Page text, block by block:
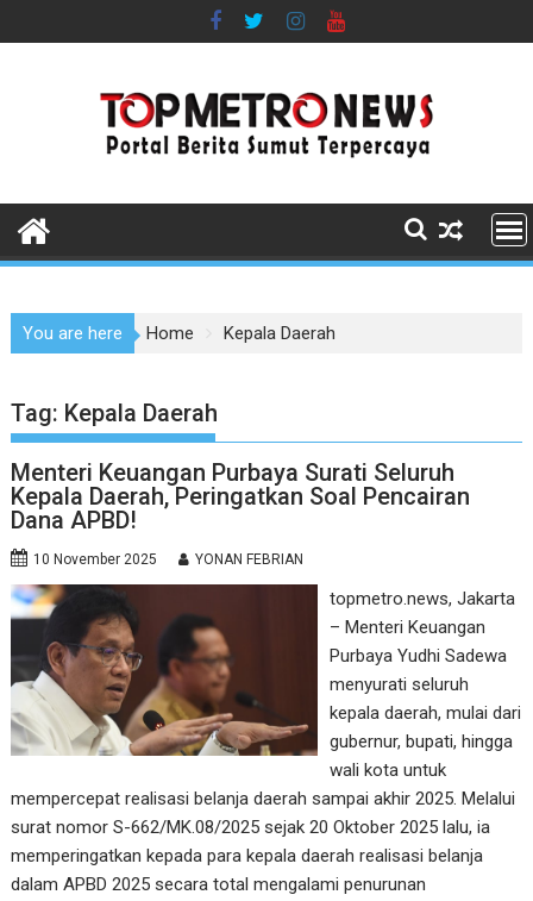
to
You are here Home Kepala Daerah
Tag: Kepala Daerah
Menteri Keuangan Purbaya Surati Seluruh
Kepala Daerah, Peringatkan Soal Pencairan
Dana APBD!
10 November 2025 YONAN FEBRIAN
topmetro.news, Jakarta
– Menteri Keuangan
Purbaya Yudhi Sadewa
menyurati seluruh
kepala daerah, mulai dari
gubernur, bupati, hingga
wali kota untuk
mempercepat realisasi belanja daerah sampai akhir 2025. Melalui
surat nomor S-662/MK.08/2025 sejak 20 Oktober 2025 lalu, ia
memperingatkan kepada para kepala daerah realisasi belanja
dalam APBD 2025 secara total mengalami penurunan